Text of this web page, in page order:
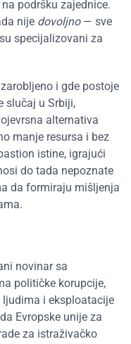
podršku zajednice.
nije dovoljno— sve
specijalizovani za
i gde postoje
slučaj u Srbiji,
alternativa
manje resursa i bez
istine, igrajući
do tada nepoznate
da formiraju mišljenja
novinar sa
političke korupcije,
i eksploatacije
Evropske unije za
za istraživačko